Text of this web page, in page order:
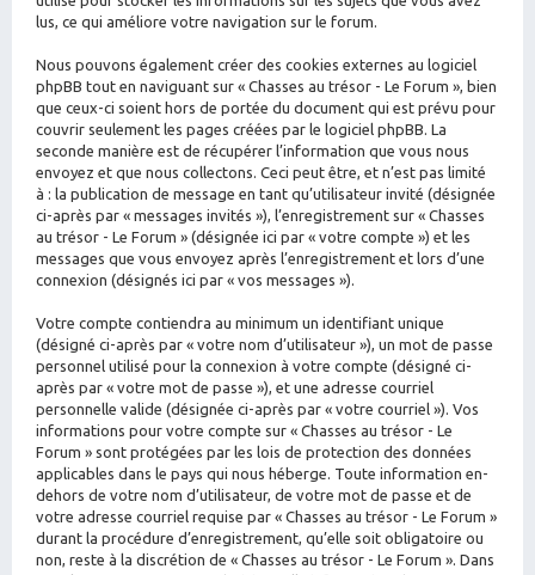
lus, ce qui améliore votre navigation sur le forum.
Nous pouvons également créer des cookies externes au logiciel
phpBB tout en naviguant sur « Chasses au trésor - Le Forum », bien
que ceux-ci soient hors de portée du document qui est prévu pour
couvrir seulement les pages créées par le logiciel phpBB. La
seconde manière est de récupérer l’information que vous nous
envoyez et que nous collectons. Ceci peut être, et n’est pas limité
à : la publication de message en tant qu’utilisateur invité (désignée
ci-après par « messages invités »), l’enregistrement sur « Chasses
au trésor - Le Forum » (désignée ici par « votre compte ») et les
messages que vous envoyez après l’enregistrement et lors d’une
connexion (désignés ici par « vos messages »).
Votre compte contiendra au minimum un identifiant unique
(désigné ci-après par « votre nom d’utilisateur »), un mot de passe
personnel utilisé pour la connexion à votre compte (désigné ci-
après par « votre mot de passe »), et une adresse courriel
personnelle valide (désignée ci-après par « votre courriel »). Vos
informations pour votre compte sur « Chasses au trésor - Le
Forum » sont protégées par les lois de protection des données
applicables dans le pays qui nous héberge. Toute information en-
dehors de votre nom d’utilisateur, de votre mot de passe et de
votre adresse courriel requise par « Chasses au trésor - Le Forum »
durant la procédure d’enregistrement, qu’elle soit obligatoire ou
non, reste à la discrétion de « Chasses au trésor - Le Forum ». Dans